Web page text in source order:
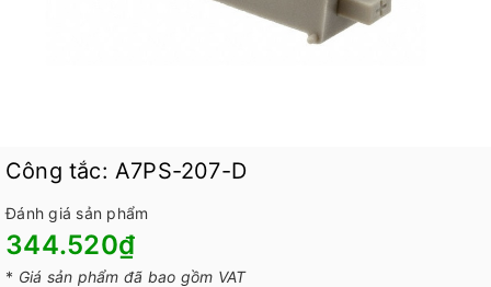
Công tắc: A7PS-207-D
Đánh giá sản phẩm
344.520₫
* Giá sản phẩm đã bao gồm VAT